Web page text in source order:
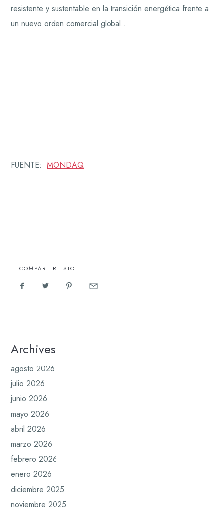
resistente y sustentable en la transición energética frente a
un nuevo orden comercial global..
FUENTE:MONDAQ
COMPARTIR ESTO
Archives
agosto 2026
julio 2026
junio 2026
mayo 2026
abril 2026
marzo 2026
febrero 2026
enero 2026
diciembre 2025
noviembre 2025